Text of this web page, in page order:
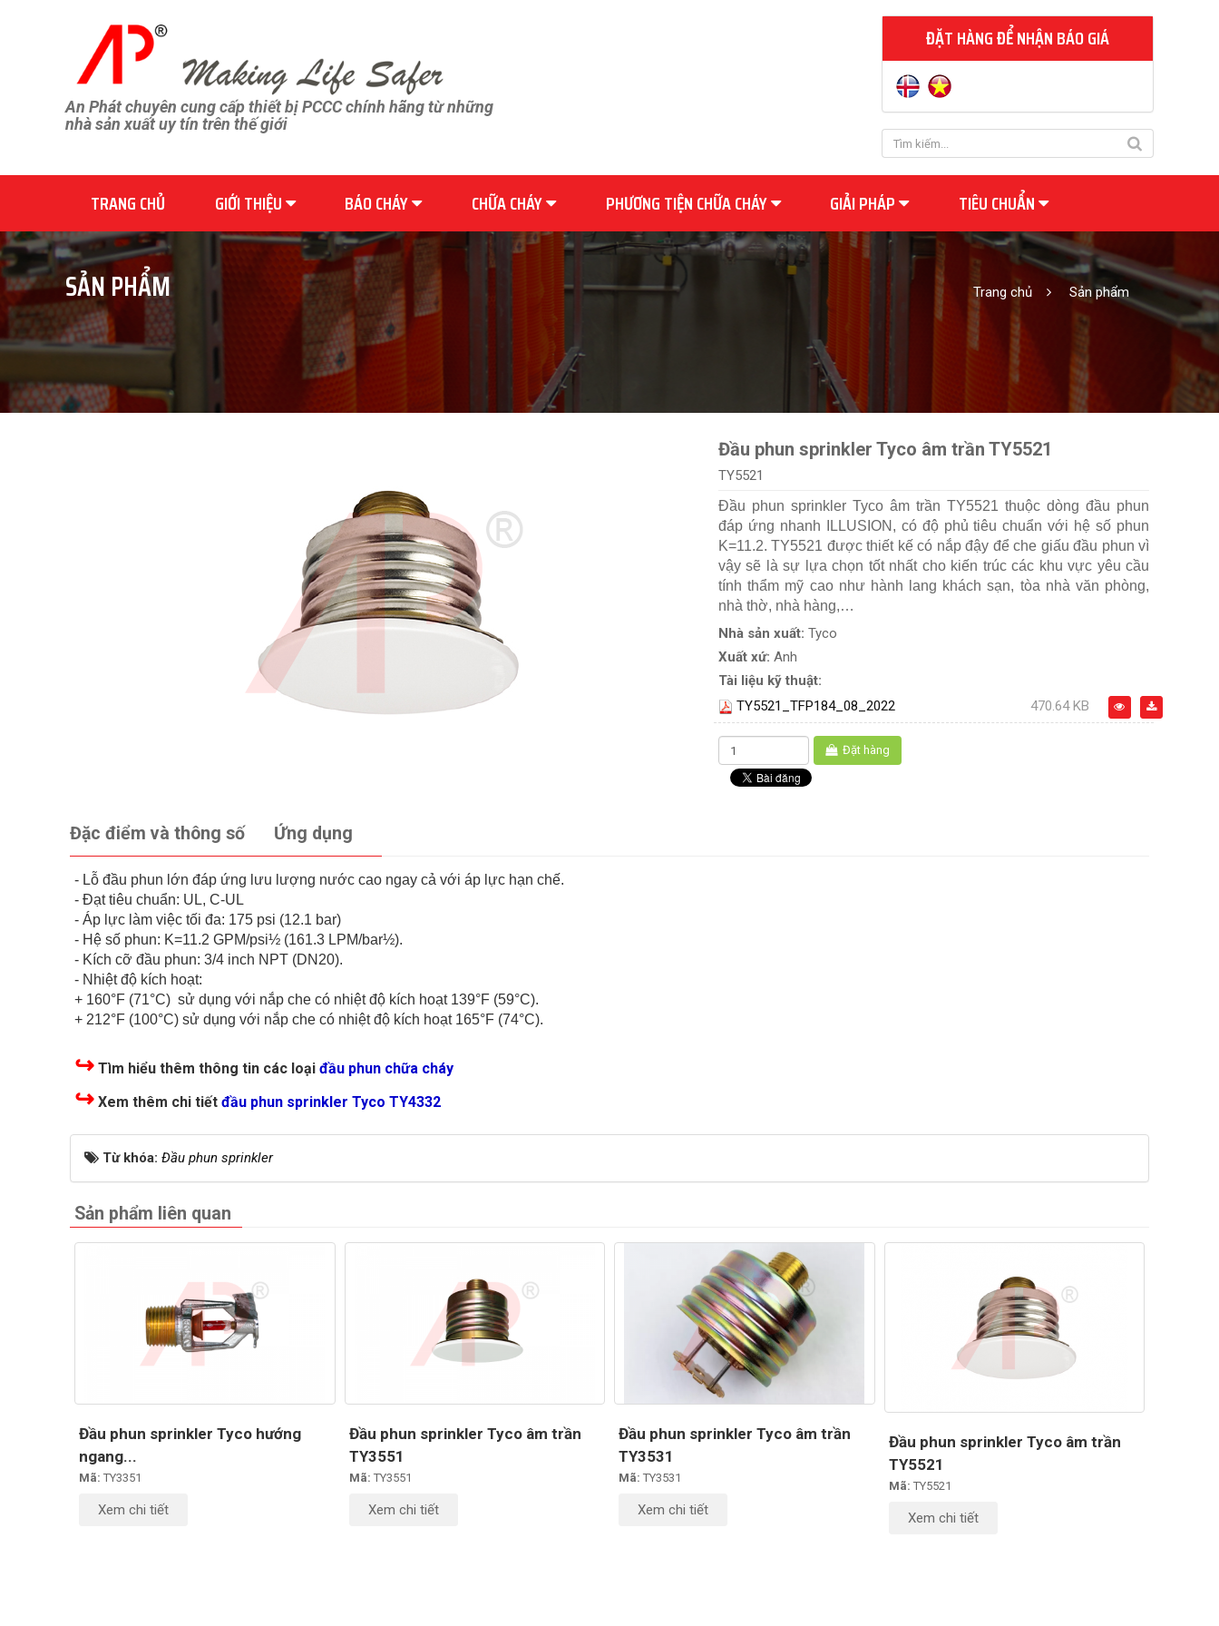
An Phát chuyên cung cấp thiết bị PCCC chính hãng từ những
nhà sản xuất uy tín trên thế giới
ĐẶT HÀNG ĐỂ NHẬN BÁO GIÁ
TRANG CHỦ GIỚI THIỆU BÁO CHÁY CHỮA CHÁY PHƯƠNG TIỆN CHỮA CHÁY GIẢI PHÁP TIÊU CHUẨN
SẢN PHẨM Trang chủ Sản phẩm
Đầu phun sprinkler Tyco âm trần TY5521
TY5521
Đầu phun sprinkler Tyco âm trần TY5521 thuộc dòng đầu phun
đáp ứng nhanh ILLUSION, có độ phủ tiêu chuẩn với hệ số phun
K=11.2. TY5521 được thiết kế có nắp đậy để che giấu đầu phun vì
vậy sẽ là sự lựa chọn tốt nhất cho kiến ​​trúc các khu vực yêu cầu
tính thẩm mỹ cao như hành lang khách sạn, tòa nhà văn phòng,
nhà thờ, nhà hàng,…
Nhà sản xuất: Tyco
Xuất xứ: Anh
Tài liệu kỹ thuật:
TY5521_TFP184_08_2022
470.64 KB
Đặt hàng
Đặc điểm và thông số Ứng dụng
- Lỗ đầu phun lớn đáp ứng lưu lượng nước cao ngay cả với áp lực hạn chế.
- Đạt tiêu chuẩn: UL, C-UL
- Áp lực làm việc tối đa: 175 psi (12.1 bar)
- Hệ số phun: K=11.2 GPM/psi½ (161.3 LPM/bar½).
- Kích cỡ đầu phun: 3/4 inch NPT (DN20).
- Nhiệt độ kích hoạt:
+ 160°F (71°C) sử dụng với nắp che có nhiệt độ kích hoạt 139°F (59°C).
+ 212°F (100°C) sử dụng với nắp che có nhiệt độ kích hoạt 165°F (74°C).
↪ Tìm hiểu thêm thông tin các loại đầu phun chữa cháy
↪ Xem thêm chi tiết đầu phun sprinkler Tyco TY4332
Từ khóa: Đầu phun sprinkler
Sản phẩm liên quan
Đầu phun sprinkler Tyco hướng
ngang...
Mã: TY3351
Xem chi tiết
Đầu phun sprinkler Tyco âm trần
TY3551
Mã: TY3551
Xem chi tiết
Đầu phun sprinkler Tyco âm trần
TY3531
Mã: TY3531
Xem chi tiết
Đầu phun sprinkler Tyco âm trần
TY5521
Mã: TY5521
Xem chi tiết